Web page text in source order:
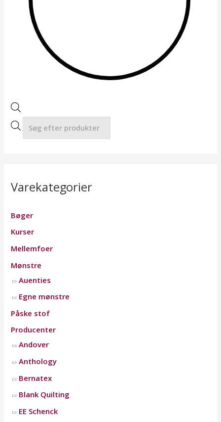
Varekategorier
Bøger
Kurser
Mellemfoer
Mønstre
Auenties
Egne mønstre
Påske stof
Producenter
Andover
Anthology
Bernatex
Blank Quilting
EE Schenck